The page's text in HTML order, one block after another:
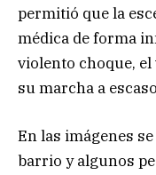
permitió que la
médica de forma
violento choque,
su marcha a
En las imágenes
barrio y algunos